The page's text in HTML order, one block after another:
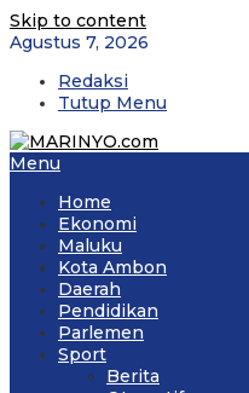
Skip to content
Agustus 7, 2026
Redaksi
Tutup Menu
Menu
Home
Ekonomi
Maluku
Kota Ambon
Daerah
Pendidikan
Parlemen
Sport
Berita